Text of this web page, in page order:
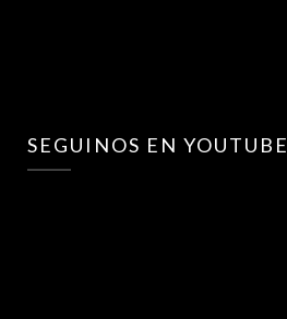
SEGUINOS EN YOUTUBE